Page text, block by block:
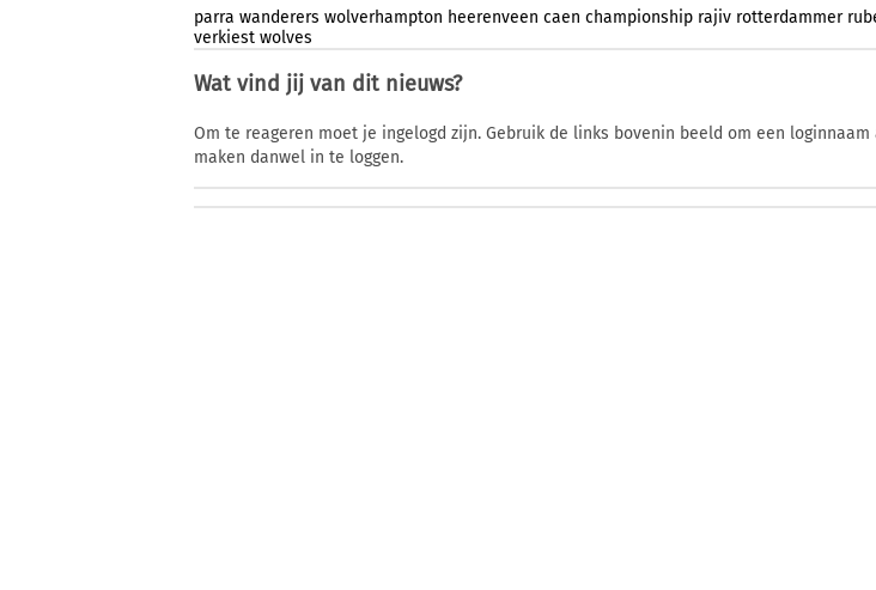
parra wanderers wolverhampton heerenveen caen championship rajiv rotterdammer
verkiest wolves
Wat vind jij van dit nieuws?
Om te reageren moet je ingelogd zijn. Gebruik de links bovenin beeld om een loginnaam
maken danwel in te loggen.